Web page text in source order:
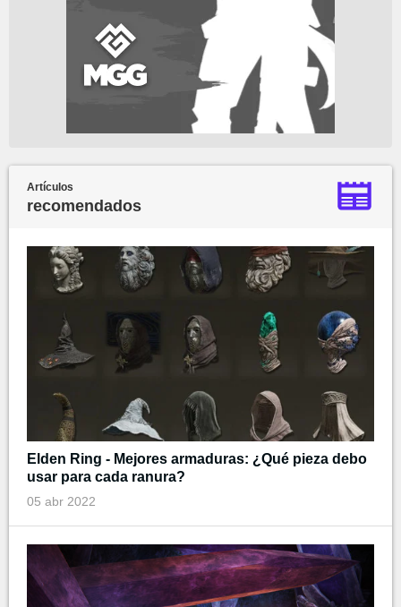
Artículos
recomendados
Elden Ring - Mejores armaduras: ¿Qué pieza debo
usar para cada ranura?
05 abr 2022